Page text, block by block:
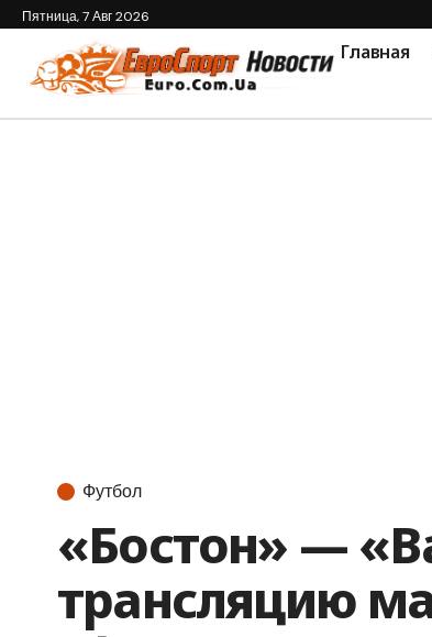
Пятница, 7 Авг 2026
Главная
Футбол
«Бостон» —
трансляцию